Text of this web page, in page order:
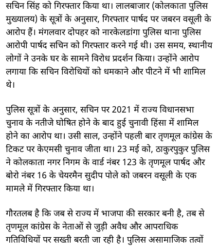
सचिन सिंह को गिरफ्तार किया था। लालबाजार (कोलकाता पुलिस
मुख्यालय) के सूत्रों के अनुसार, गिरफ्तार पार्षद पर जबरन वसूली के
आरोप हैं। मंगलवार दोपहर को नारकेलडांगा पुलिस थाना पुलिस
आरोपी पार्षद सचिन को गिरफ्तार करने गई थी। उस समय, स्थानीय
लोगों ने उनके घर के सामने विरोध प्रदर्शन किया। उन्होंने आरोप
लगाया कि सचिन विरोधियों को धमकाने और पीटने में भी शामिल
थे।
पुलिस सूत्रों के अनुसार, सचिन पर 2021 में राज्य विधानसभा
चुनाव के नतीजे घोषित होने के बाद हुई चुनावी हिंसा में शामिल
होने का आरोप था। उसी साल, उन्होंने पहली बार तृणमूल कांग्रेस के
टिकट पर केएमसी चुनाव जीता था। 23 मई को, ठाकुरपुकुर पुलिस
ने कोलकाता नगर निगम के वार्ड नंबर 123 के तृणमूल पार्षद और
बोरो नंबर 16 के चेयरमैन सुदीप पोले को जबरन वसूली के एक
मामले में गिरफ्तार किया था।
गौरतलब है कि जब से राज्य में भाजपा की सरकार बनी है, तब से
तृणमूल कांग्रेस के नेताओं से जुड़ी अवैध और आपराधिक
गतिविधियों पर सख्ती बरती जा रही है। पुलिस असामाजिक तत्वों